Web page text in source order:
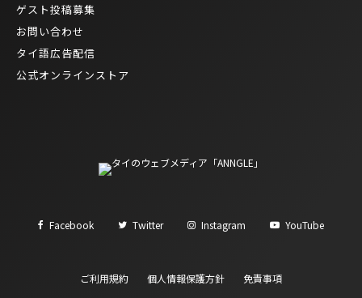
ゲスト投稿募集
お問い合わせ
タイ語広告配信
公式オンラインストア
Facebook Twitter Instagram YouTube
ご利用規約 個人情報保護方針 免責事項